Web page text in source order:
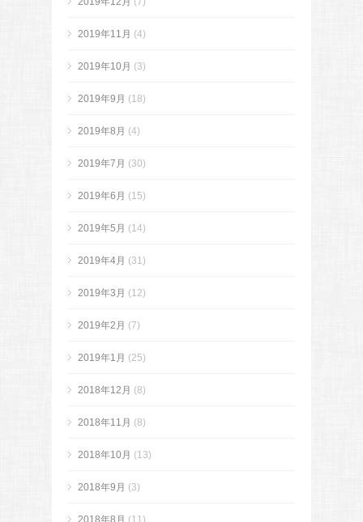
2019年11月 (4)
2019年10月 (3)
2019年9月 (18)
2019年8月 (4)
2019年7月 (30)
2019年6月 (15)
2019年5月 (14)
2019年4月 (31)
2019年3月 (12)
2019年2月 (7)
2019年1月 (25)
2018年12月 (8)
2018年11月 (8)
2018年10月 (13)
2018年9月 (3)
2018年8月 (11)